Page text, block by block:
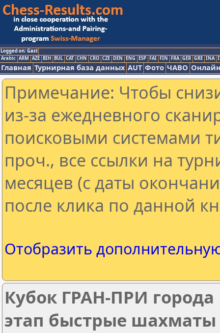
Logged on: Gast
Arabic ARM AZE BIH BUL CAT CHN CRO CZE DEN ENG ESP FAI FIN FRA GER GRE INA
Главная Турнирная база данных AUT Фото ЧАВО
Примечание: Чтобы
из-за ежедневного
поисковыми системами
проч., все ссылки на
месяцев (с даты
после клика по данной
Отобразить
Кубок ГРАН-ПРИ города
этап быстрые шахматы